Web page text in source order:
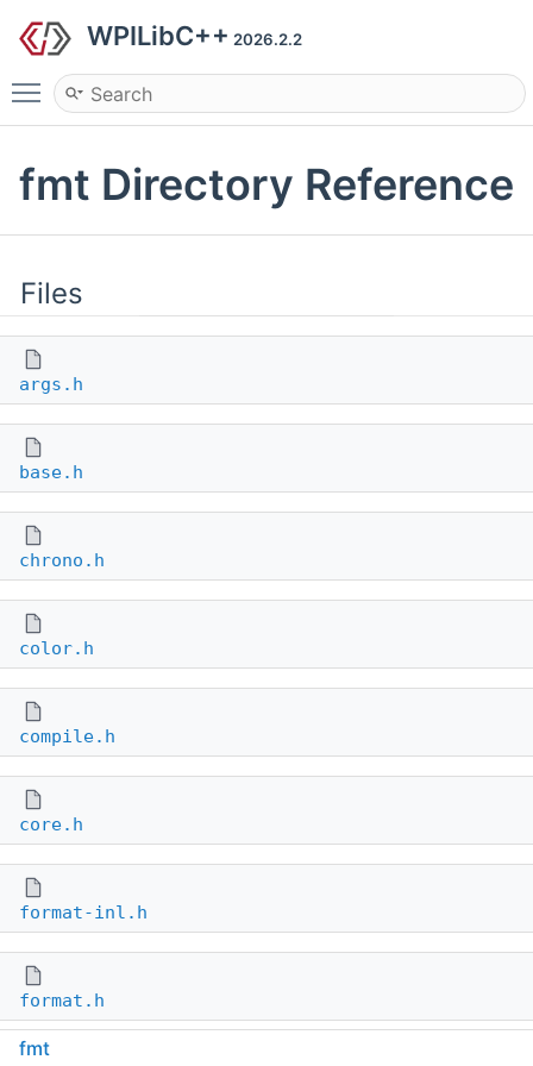
WPILibC++ 2026.2.2
Toggle main menu visibility
fmt Directory Reference
Files
args.h
base.h
chrono.h
color.h
compile.h
core.h
format-inl.h
format.h
fmt